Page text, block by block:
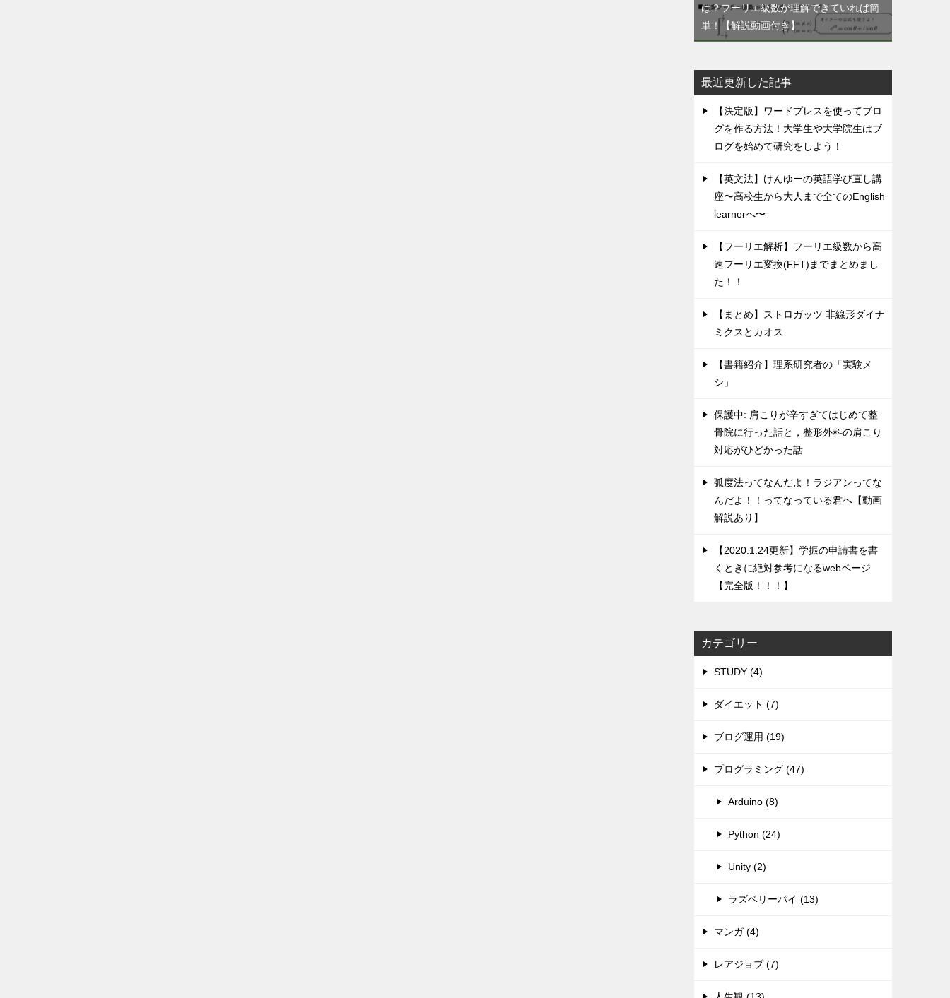
は？フーリエ級数が理解できていれば簡
単！【解説動画付き】
最近更新した記事
【決定版】ワードプレスを使ってブロ
グを作る方法！大学生や大学院生はブ
ログを始めて研究をしよう！
【英文法】けんゆーの英語学び直し講
座〜高校生から大人まで全てのEnglish
learnerへ〜
【フーリエ解析】フーリエ級数から高
速フーリエ変換(FFT)までまとめまし
た！！
【まとめ】ストロガッツ 非線形ダイナ
ミクスとカオス
【書籍紹介】理系研究者の「実験メ
シ」
保護中: 肩こりが辛すぎてはじめて整
骨院に行った話と，整形外科の肩こり
対応がひどかった話
弧度法ってなんだよ！ラジアンってな
んだよ！！ってなっている君へ【動画
解説あり】
【2020.1.24更新】学振の申請書を書
くときに絶対参考になるwebページ
【完全版！！！】
カテゴリー
STUDY (4)
ダイエット (7)
ブログ運用 (19)
プログラミング (47)
Arduino (8)
Python (24)
Unity (2)
ラズベリーパイ (13)
マンガ (4)
レアジョブ (7)